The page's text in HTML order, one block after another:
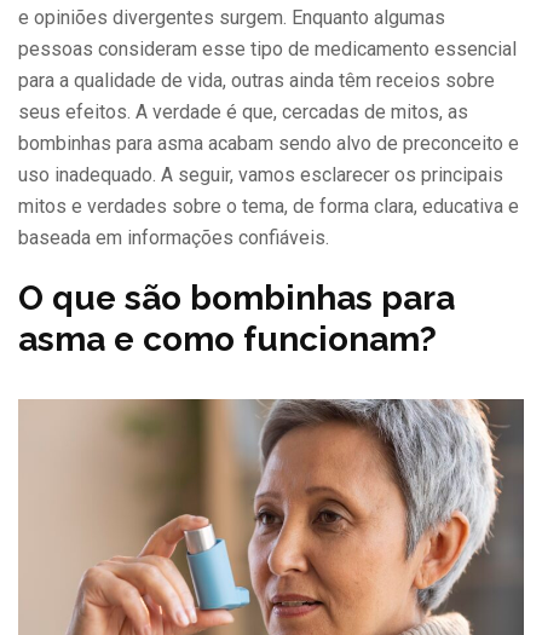
e opiniões divergentes surgem. Enquanto algumas
pessoas consideram esse tipo de medicamento essencial
para a qualidade de vida, outras ainda têm receios sobre
seus efeitos. A verdade é que, cercadas de mitos, as
bombinhas para asma acabam sendo alvo de preconceito e
uso inadequado. A seguir, vamos esclarecer os principais
mitos e verdades sobre o tema, de forma clara, educativa e
baseada em informações confiáveis.
O que são bombinhas para
asma e como funcionam?